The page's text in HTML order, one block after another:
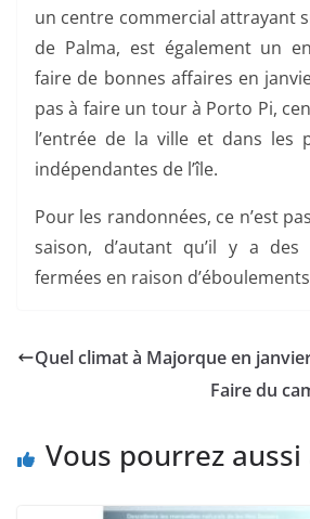
un centre commercial attrayant
de Palma, est également un
faire de bonnes affaires en
pas à faire un tour à Porto Pi,
l’entrée de la ville et dans les
indépendantes de l’île.
Pour les randonnées, ce n’est
saison, d’autant qu’il y a
fermées en raison
Quel climat à Majorque en
Faire du
Vous pourrez